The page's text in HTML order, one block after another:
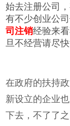
始去注册公司
有不少创业公
司注销经验来
旦不经营请尽
在政府的扶持
新设立的企业
下去，不了了